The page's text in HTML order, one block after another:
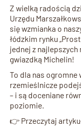
Z wielką radością
Urzędu
się wzmianka o
łódzkim rynku
jednej z
gwiazdką Michelin!
To dla nas ogromne
rzemieślnicze
– i są doceniane
poziomie.
👉 Przeczytaj